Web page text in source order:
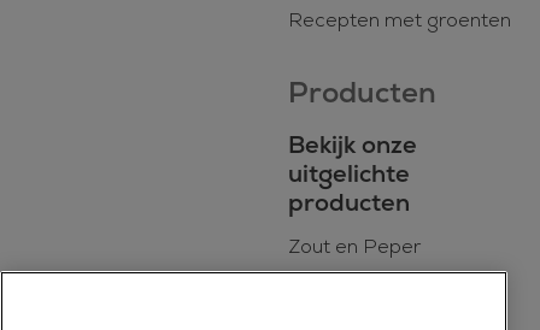
Recepten met groenten
Producten
Bekijk onze
uitgelichte
producten
Zout en Peper